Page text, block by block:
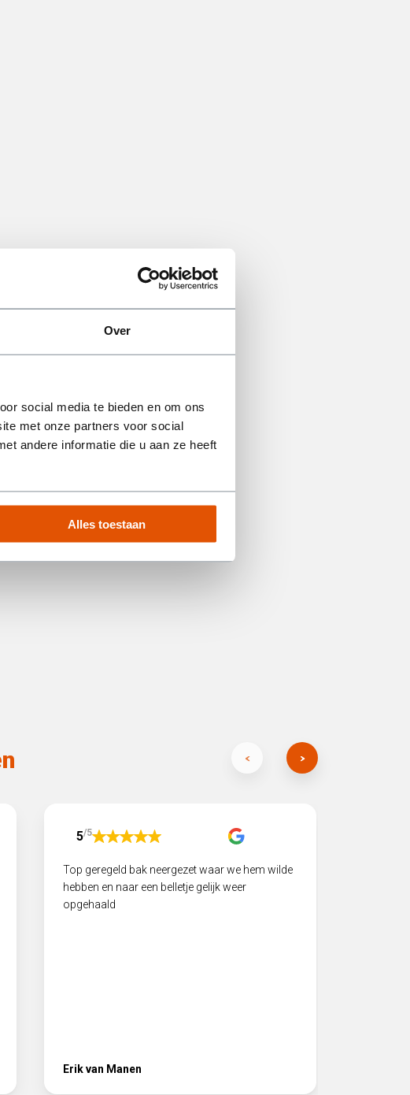
Over
social media te bieden en om ons
met onze partners voor social
andere informatie die u aan ze heeft
Alles toestaan
5/5
Top geregeld bak neergezet waar we hem wilde
hebben en naar een belletje gelijk weer
opgehaald
Erik van Manen